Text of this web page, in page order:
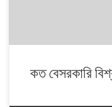
কত বেসরকারি